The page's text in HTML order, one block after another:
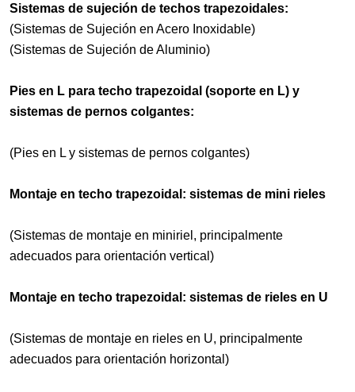
Sistemas de sujeción de techos trapezoidales:
(Sistemas de Sujeción en Acero Inoxidable)
(Sistemas de Sujeción de Aluminio)
Pies en L para techo trapezoidal (soporte en L) y
sistemas de pernos colgantes:
(Pies en L y sistemas de pernos colgantes)
Montaje en techo trapezoidal: sistemas de mini rieles
(Sistemas de montaje en miniriel, principalmente
adecuados para orientación vertical)
Montaje en techo trapezoidal: sistemas de rieles en U
(Sistemas de montaje en rieles en U, principalmente
adecuados para orientación horizontal)